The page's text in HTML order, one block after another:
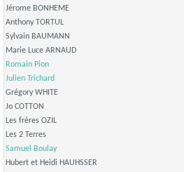
Jérome BONHEME
Anthony TORTUL
Sylvain BAUMANN
Marie Luce ARNAUD
Romain Pion
Julien Trichard
Grégory WHITE
Jo COTTON
Les frères OZIL
Les 2 Terres
Samuel Boulay
Hubert et Heidi HAUHSSER